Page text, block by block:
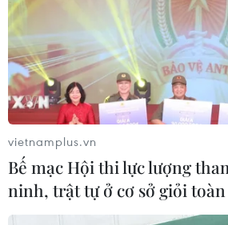
vietnamplus.vn
Bế mạc Hội thi lực lượng
ninh, trật tự ở cơ sở giỏi